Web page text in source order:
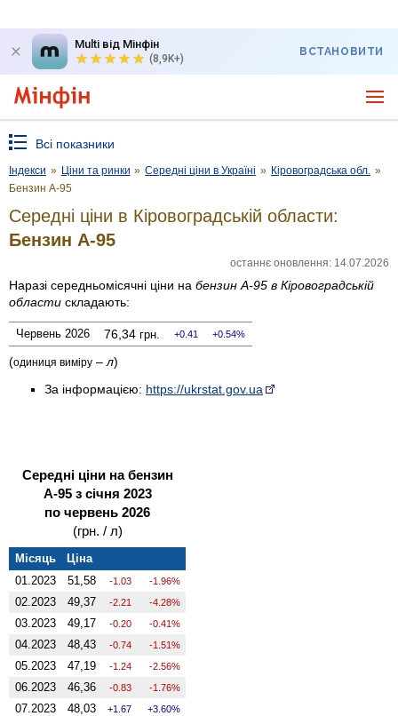
Multi від Мінфін
(8,9K+)
ВСТАНОВИТИ
Всі показники
Індекси » Ціни та ринки » Середні ціни в Україні » Кіровоградська обл. »
Бензин А-95
Середні ціни в Кіровоградській области:
Бензин А-95
останнє оновлення: 14.07.2026
Наразі середньомісячні ціни на бензин А-95 в Кіровоградській
области складають:
Червень 2026 76,34 грн. 0.41 0.54%
(одиниця виміру – л)
За інформацією: https://ukrstat.gov.ua
Середні ціни на бензин
А-95 з січня 2023
по червень 2026
(грн. / л)
Місяць
Ціна
01.2023
51,58 -1.03 -1.96%
02.2023 49,37 -2.21 -4.28%
03.2023 49,17 -0.20 -0.41%
04.2023 48,43 -0.74 -1.51%
05.2023 47,19 -1.24 -2.56%
06.2023 46,36 -0.83 -1.76%
07.2023 48,03 1.67 3.60%